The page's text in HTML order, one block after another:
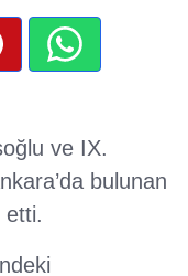
ve IX.
bulunan
etti.